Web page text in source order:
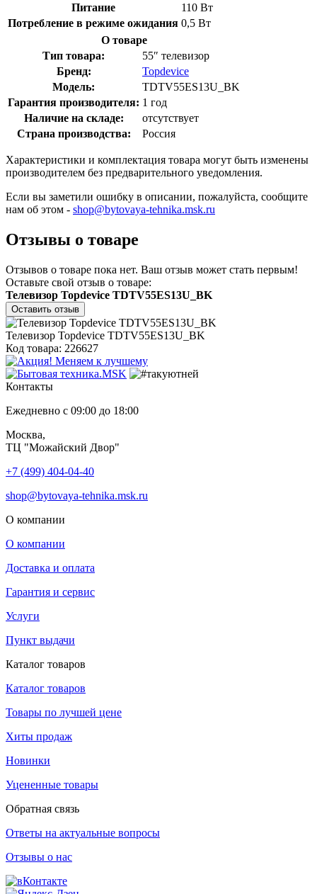
Питание
110 Вт
Потребление в режиме ожидания 0,5 Вт
О товаре
Тип товара:
55″ телевизор
Бренд:
Topdevice
Модель:
TDTV55ES13U_BK
Гарантия производителя: 1 год
Наличие на складе:
отсутствует
Страна производства:
Россия
Характеристики и комплектация товара могут быть изменены
производителем без предварительного уведомления.
Если вы заметили ошибку в описании, пожалуйста, сообщите
нам об этом - shop@bytovaya-tehnika.msk.ru
Отзывы о товаре
Отзывов о товаре пока нет. Ваш отзыв может стать первым!
Оставьте свой отзыв о товаре:
Телевизор Topdevice TDTV55ES13U_BK
Оставить отзыв
Телевизор Topdevice TDTV55ES13U_BK
Код товара: 226627
Контакты
Ежедневно с 09:00 до 18:00
Москва,
ТЦ "Можайский Двор"
+7 (499) 404-04-40
shop@bytovaya-tehnika.msk.ru
О компании
О компании
Доставка и оплата
Гарантия и сервис
Услуги
Пункт выдачи
Каталог товаров
Каталог товаров
Товары по лучшей цене
Хиты продаж
Новинки
Уцененные товары
Обратная связь
Ответы на актуальные вопросы
Отзывы о нас